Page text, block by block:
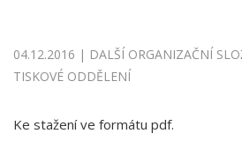
04.12.2016 | DALŠÍ ORGANIZAČNÍ
TISKOVÉ ODDĚLENÍ
Ke stažení ve formátu pdf.